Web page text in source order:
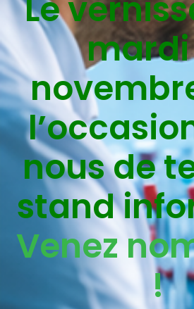
Le
mardi
nous de
stand
Venez
!